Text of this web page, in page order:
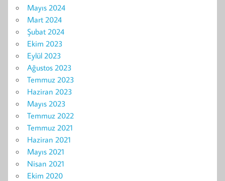
Mayıs 2024
Mart 2024
Şubat 2024
Ekim 2023
Eylül 2023
Ağustos 2023
Temmuz 2023
Haziran 2023
Mayıs 2023
Temmuz 2022
Temmuz 2021
Haziran 2021
Mayıs 2021
Nisan 2021
Ekim 2020